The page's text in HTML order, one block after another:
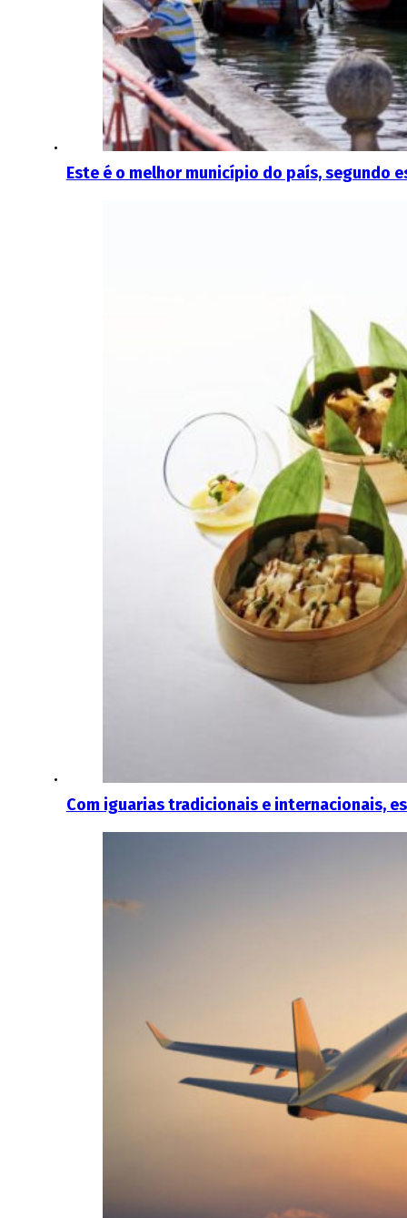
Este é o melhor município do país, segundo
Com iguarias tradicionais e internacionais,